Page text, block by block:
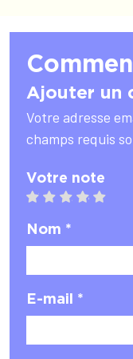
Ajouter un
Votre adresse
champs requis
Votre note
5
4 stars
3 stars
2 stars
1 star
Nom *
E-mail *